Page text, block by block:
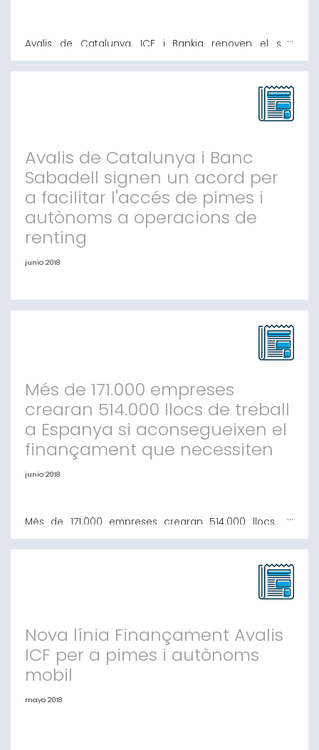
Avalis de Catalunya, ICF i Bankia renoven el seu
autònoms L'acord contempla el finançament tant per
a inversió com para circulant Barcelona, 5 de juliol de
2018.- Avalis de Catalunya, el Institut Català de
Finances (ICF) i Bankia han renovat el seu conveni
Avalis de Catalunya i Banc
Sabadell signen un acord per
a facilitar l'accés de pimes i
autònoms a operacions de
renting
junio 2018
per a facilitar l'accés de pimes i autònoms a
2018.- Avalis de Catalunya, societat de garantia
recíproca i Banc Sabadell han signat un acord que té
com a objectiu facilitar l'accés de pimes i autònoms a
Més de 171.000 empreses
crearan 514.000 llocs de treball
a Espanya si aconsegueixen el
finançament que necessiten
junio 2018
Més de 171.000 empreses crearan 514.000 llocs de
que necessiten El VI Informe sobre Finançament de la
Pime a Espanya, adverteix menors dificultats per a les
empreses a l'hora de donar resposta a les seves
necessitats de finançament, ara se situa en el 39,2%.
Nova línia Finançament Avalis
ICF per a pimes i autònoms
mobil
mayo 2018